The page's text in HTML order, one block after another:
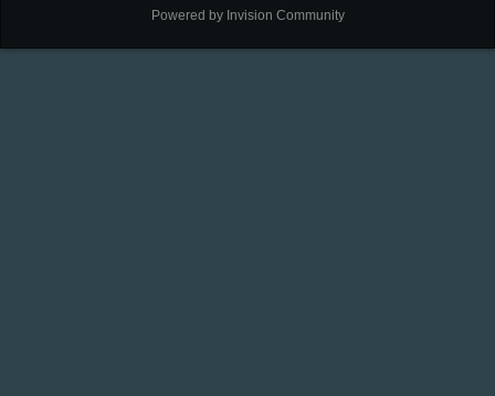
Powered by Invision Community